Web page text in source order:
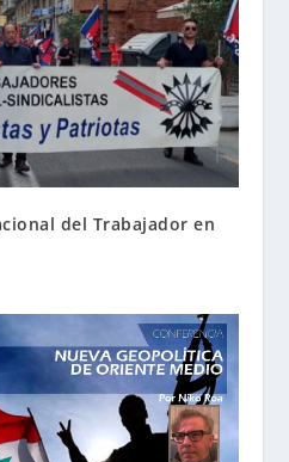
del Trabajador en